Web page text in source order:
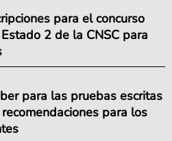
para el concurso
2 de la CNSC para
para las pruebas escritas
para los